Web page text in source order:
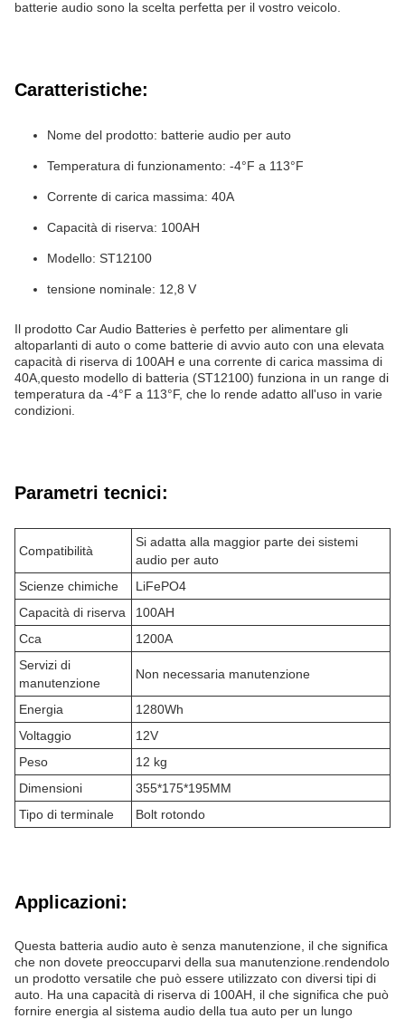
batterie audio sono la scelta perfetta per il vostro veicolo.
Caratteristiche:
Nome del prodotto: batterie audio per auto
Temperatura di funzionamento: -4°F a 113°F
Corrente di carica massima: 40A
Capacità di riserva: 100AH
Modello: ST12100
tensione nominale: 12,8 V
Il prodotto Car Audio Batteries è perfetto per alimentare gli
altoparlanti di auto o come batterie di avvio auto con una elevata
capacità di riserva di 100AH e una corrente di carica massima di
40A,questo modello di batteria (ST12100) funziona in un range di
temperatura da -4°F a 113°F, che lo rende adatto all'uso in varie
condizioni.
Parametri tecnici:
Compatibilità
Si adatta alla maggior parte dei sistemi
audio per auto
Scienze chimiche
LiFePO4
Capacità di riserva
100AH
Cca
1200A
Servizi di
manutenzione
Non necessaria manutenzione
Energia
1280Wh
Voltaggio
12V
Peso
12 kg
Dimensioni
355*175*195MM
Tipo di terminale
Bolt rotondo
Applicazioni:
Questa batteria audio auto è senza manutenzione, il che significa
che non dovete preoccuparvi della sua manutenzione.rendendolo
un prodotto versatile che può essere utilizzato con diversi tipi di
auto. Ha una capacità di riserva di 100AH, il che significa che può
fornire energia al sistema audio della tua auto per un lungo